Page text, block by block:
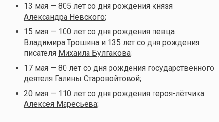
13 мая — 805 лет со дня рождения князя
Александра Невского;
15 мая — 100 лет со дня рождения певца
Владимира Трошинаи 135 лет со дня рождения
писателя Михаила Булгакова;
17 мая — 80 лет со дня рождения государственного
деятеля Галины Старовойтовой;
20 мая — 110 лет со дня рождения героя-лётчика
Алексея Маресьева;